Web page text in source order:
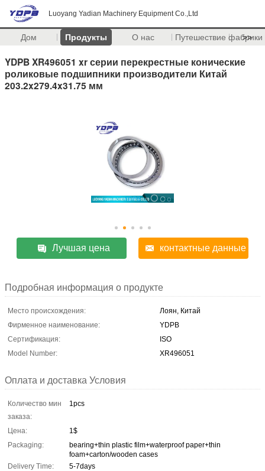
Luoyang Yadian Machinery Equipment Co.,Ltd
Дом Продукты О нас Путешествие фабрики
>>
YDPB XR496051 xr серии перекрестные конические
роликовые подшипники производители Китай
203.2x279.4x31.75 мм
Лучшая цена контактные данные
Подробная информация о продукте
Место происхождения:
Лоян, Китай
Фирменное наименование:
YDPB
Сертификация:
ISO
Model Number:
XR496051
Оплата и доставка Условия
Количество мин
заказа:
1pcs
Цена:
1$
Packaging:
bearing+thin plastic film+waterproof paper+thin
foam+carton/wooden cases
Delivery Time:
5-7days